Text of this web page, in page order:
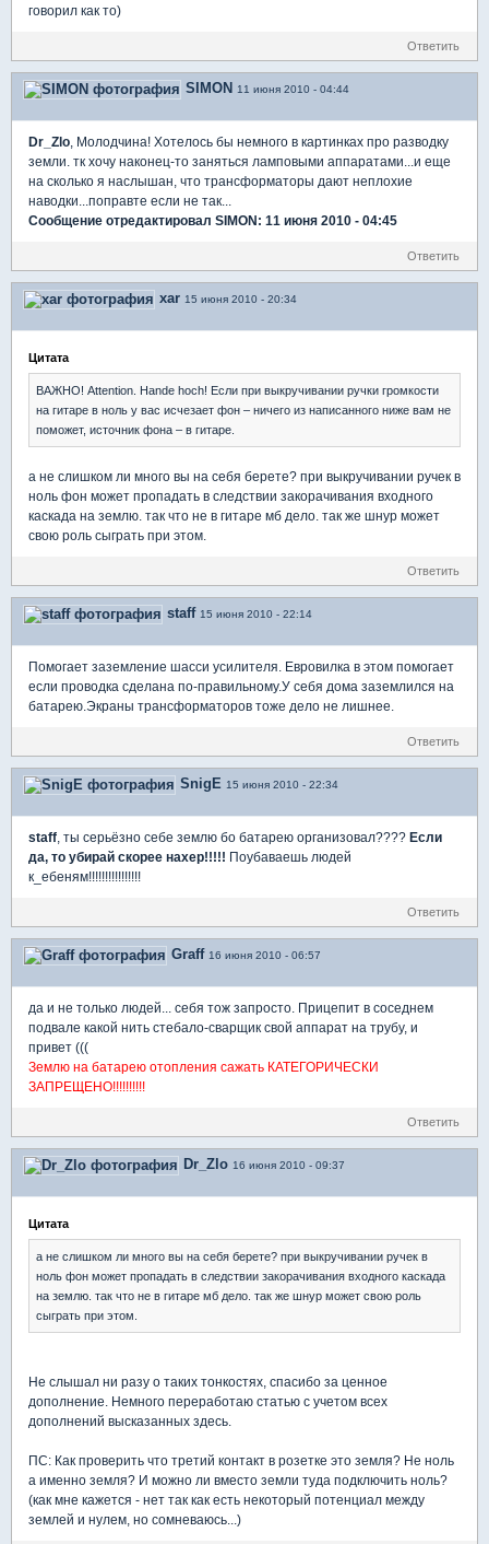
говорил как то)
Ответить
SIMON 11 июня 2010 - 04:44
Dr_Zlo, Молодчина! Хотелось бы немного в картинках про разводку
земли. тк хочу наконец-то заняться ламповыми аппаратами...и еще
на сколько я наслышан, что трансформаторы дают неплохие
наводки...поправте если не так...
Сообщение отредактировал SIMON: 11 июня 2010 - 04:45
Ответить
xar 15 июня 2010 - 20:34
Цитата
ВАЖНО! Attention. Hande hoch! Если при выкручивании ручки громкости
на гитаре в ноль у вас исчезает фон – ничего из написанного ниже вам не
поможет, источник фона – в гитаре.
а не слишком ли много вы на себя берете? при выкручивании ручек в
ноль фон может пропадать в следствии закорачивания входного
каскада на землю. так что не в гитаре мб дело. так же шнур может
свою роль сыграть при этом.
Ответить
staff 15 июня 2010 - 22:14
Помогает заземление шасси усилителя. Евровилка в этом помогает
если проводка сделана по-правильному.У себя дома заземлился на
батарею.Экраны трансформаторов тоже дело не лишнее.
Ответить
SnigE 15 июня 2010 - 22:34
staff, ты серьёзно себе землю бо батарею организовал???? Если
да, то убирай скорее нахер!!!!! Поубаваешь людей
к_ебеням!!!!!!!!!!!!!!!!
Ответить
Graff 16 июня 2010 - 06:57
да и не только людей... себя тож запросто. Прицепит в соседнем
подвале какой нить стебало-сварщик свой аппарат на трубу, и
привет (((
Землю на батарею отопления сажать КАТЕГОРИЧЕСКИ
ЗАПРЕЩЕНО!!!!!!!!!!
Ответить
Dr_Zlo 16 июня 2010 - 09:37
Цитата
а не слишком ли много вы на себя берете? при выкручивании ручек в
ноль фон может пропадать в следствии закорачивания входного каскада
на землю. так что не в гитаре мб дело. так же шнур может свою роль
сыграть при этом.
Не слышал ни разу о таких тонкостях, спасибо за ценное
дополнение. Немного переработаю статью с учетом всех
дополнений высказанных здесь.
ПС: Как проверить что третий контакт в розетке это земля? Не ноль
а именно земля? И можно ли вместо земли туда подключить ноль?
(как мне кажется - нет так как есть некоторый потенциал между
землей и нулем, но сомневаюсь...)